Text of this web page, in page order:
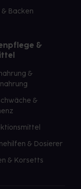
& Backen
&
&
&
& Dosierer
& Korsetts